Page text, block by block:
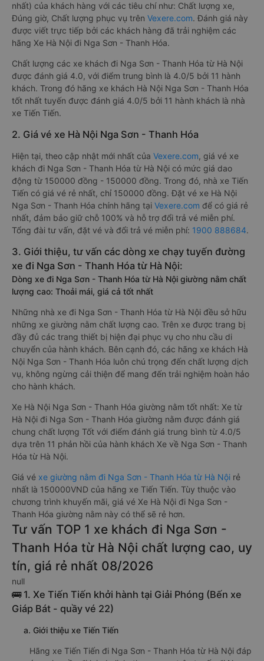
nhất) của khách hàng với các tiêu chí như: Chất lượng xe,
Đúng giờ, Chất lượng phục vụ trên Vexere.com. Đánh giá này
được viết trực tiếp bởi các khách hàng đã trải nghiệm các
hãng Xe Hà Nội đi Nga Sơn - Thanh Hóa.
Chất lượng các xe khách đi Nga Sơn - Thanh Hóa từ Hà Nội
được đánh giá 4.0, với điểm trung bình là 4.0/5 bởi 11 hành
khách. Trong đó hãng xe khách Hà Nội Nga Sơn - Thanh Hóa
tốt nhất tuyến được đánh giá 4.0/5 bởi 11 hành khách là nhà
xe Tiến Tiến.
2. Giá vé xe Hà Nội Nga Sơn - Thanh Hóa
Hiện tại, theo cập nhật mới nhất của Vexere.com, giá vé xe
khách đi Nga Sơn - Thanh Hóa từ Hà Nội có mức giá dao
động từ 150000 đồng - 150000 đồng. Trong đó, nhà xe Tiến
Tiến có giá vé rẻ nhất, chỉ 150000 đồng. Đặt vé xe Hà Nội
Nga Sơn - Thanh Hóa chính hãng tại Vexere.com để có giá rẻ
nhất, đảm bảo giữ chỗ 100% và hỗ trợ đổi trả vé miễn phí.
Tổng đài tư vấn, đặt vé và đổi trả vé miễn phí: 1900 888684.
3. Giới thiệu, tư vấn các dòng xe chạy tuyến đường
xe đi Nga Sơn - Thanh Hóa từ Hà Nội:
Dòng xe đi Nga Sơn - Thanh Hóa từ Hà Nội giường nằm chất
lượng cao: Thoải mái, giá cả tốt nhất
Những nhà xe đi Nga Sơn - Thanh Hóa từ Hà Nội đều sở hữu
những xe giường nằm chất lượng cao. Trên xe được trang bị
đầy đủ các trang thiết bị hiện đại phục vụ cho nhu cầu di
chuyển của hành khách. Bên cạnh đó, các hãng xe khách Hà
Nội Nga Sơn - Thanh Hóa luôn chú trọng đến chất lượng dịch
vụ, không ngừng cải thiện để mang đến trải nghiệm hoàn hảo
cho hành khách.
Xe Hà Nội Nga Sơn - Thanh Hóa giường nằm tốt nhất: Xe từ
Hà Nội đi Nga Sơn - Thanh Hóa giường nằm được đánh giá
chung chất lượng Tốt với điểm đánh giá trung bình từ 4.0/5
dựa trên 11 phản hồi của hành khách Xe về Nga Sơn - Thanh
Hóa từ Hà Nội.
Giá vé xe giường nằm đi Nga Sơn - Thanh Hóa từ Hà Nội rẻ
nhất là 150000VND của hãng xe Tiến Tiến. Tùy thuộc vào
chương trình khuyến mãi, giá vé Xe Hà Nội đi Nga Sơn -
Thanh Hóa giường nằm này có thể sẽ rẻ hơn.
Tư vấn TOP 1 xe khách đi Nga Sơn -
Thanh Hóa từ Hà Nội chất lượng cao, uy
tín, giá rẻ nhất 08/2026
null
🚌 1. Xe Tiến Tiến khởi hành tại Giải Phóng (Bến xe
Giáp Bát - quầy vé 22)
a. Giới thiệu xe Tiến Tiến
Hãng xe Tiến Tiến đi Nga Sơn - Thanh Hóa từ Hà Nội đáp